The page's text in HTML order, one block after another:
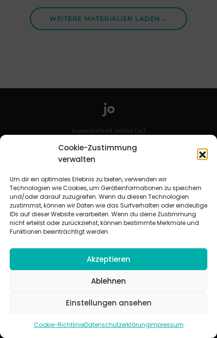
Cookie-Zustimmung
verwalten
Um dir ein optimales Erlebnis zu bieten, verwenden wir
Technologien wie Cookies, um Geräteinformationen zu speichern
und/oder darauf zuzugreifen. Wenn du diesen Technologien
zustimmst, können wir Daten wie das Surfverhalten oder eindeutige
IDs auf dieser Website verarbeiten. Wenn du deine Zustimmung
nicht erteilst oder zurückziehst, können bestimmte Merkmale und
Funktionen beeinträchtigt werden.
Akzeptieren
Ablehnen
Einstellungen ansehen
Cookie-RichtlinieDatenschutzerklärungImpressum
WEITERE MATERIALIEN LADEN ...
jugendarbeit.online (jo)
Haeberlinstr. 1–3 | 70563 Stuttgart
Mail: support@jugendarbeit.online
Telefon: 0711 / 9781-419
Mitarbeitende in der christlichen Kinder-, Jugend- und jungen
findet man unkompliziert und schnell
Beziehungsarbeit.
Beteiligte Verbände
Deutschland e. V.